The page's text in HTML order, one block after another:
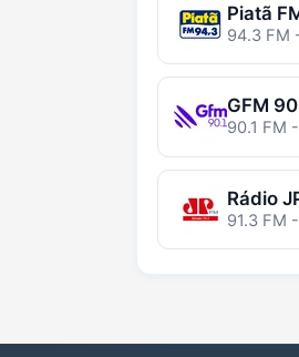
Piatã
94.3 FM
GFM
90.1 FM
Rádio
91.3 FM